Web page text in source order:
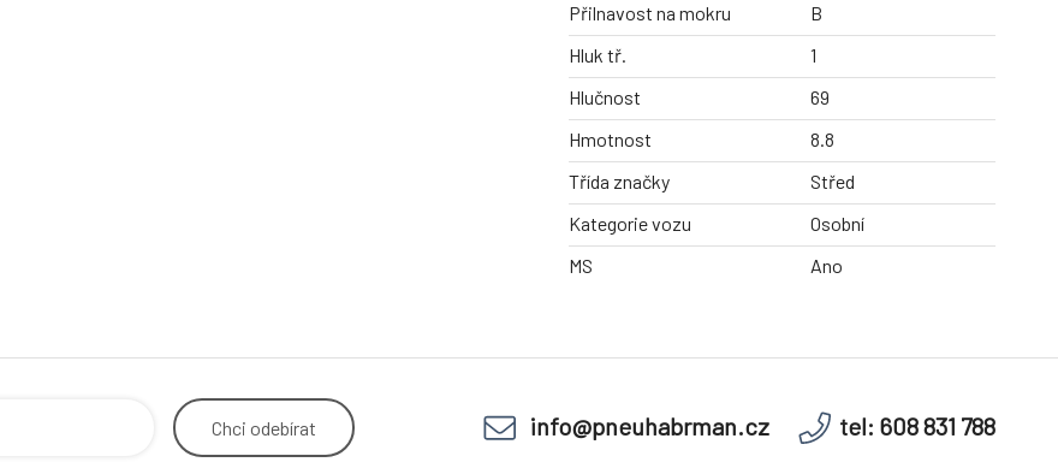
Přilnavost na mokru
B
Hluk tř.
1
Hlučnost
69
Hmotnost
8.8
Třída značky
Střed
Kategorie vozu
Osobní
MS
Ano
Chci odebírat info@pneuhabrman.cz tel: 608 831 788